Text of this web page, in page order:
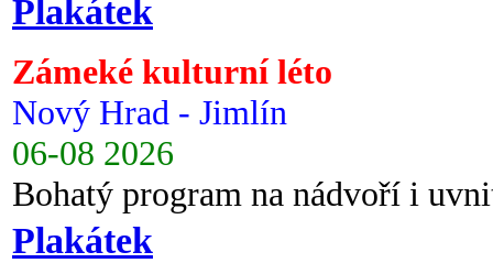
Plakátek
Zámeké kulturní léto
Nový Hrad - Jimlín
06-08 2026
Bohatý program na nádvoří i
Plakátek